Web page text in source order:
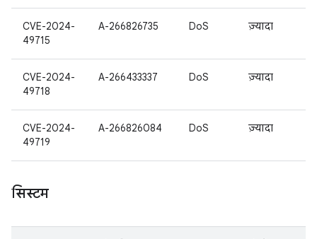
CVE-2024-
49715
A-266826735 DoS ज़्यादा
CVE-2024-
49718
A-266433337 DoS ज़्यादा
CVE-2024-
49719
A-266826084 DoS ज़्यादा
सिस्टम